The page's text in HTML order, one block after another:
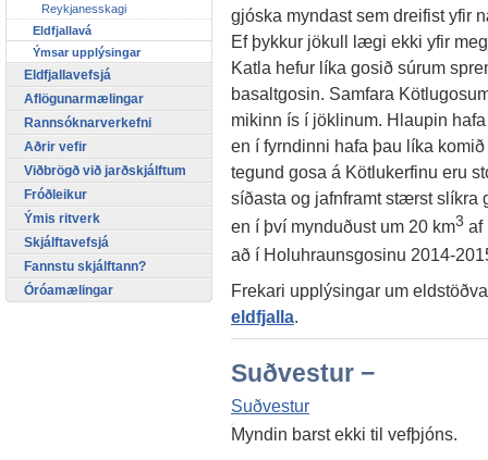
gjóska myndast sem dreifist yfir
Ef þykkur jökull lægi ekki yfir
Katla hefur líka gosið súrum
basaltgosin. Samfara
mikinn ís í jöklinum. Hlaupin
en í fyrndinni hafa þau líka
tegund gosa á Kötlukerfinu eru
síðasta og jafnframt stærst slíkra
en í því mynduðust um 20 km3 af
að í Holuhraunsgosinu 2014-
Frekari upplýsingar um
eldfjalla.
Suðvestur −
Suðvestur
Myndin barst ekki til vefþjóns.
Reykjanesskagi
Eldfjallavá
Ýmsar upplýsingar
Eldfjallavefsjá
Aflögunarmælingar
Rannsóknarverkefni
Aðrir vefir
Viðbrögð við jarðskjálftum
Fróðleikur
Ýmis ritverk
Skjálftavefsjá
Fannstu skjálftann?
Óróamælingar